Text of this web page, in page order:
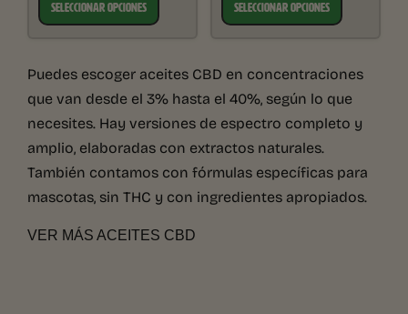
SELECCIONAR OPCIONES SELECCIONAR OPCIONES
Puedes escoger aceites CBD en concentraciones
que van desde el 3% hasta el 40%, según lo que
necesites. Hay versiones de espectro completo y
amplio, elaboradas con extractos naturales.
También contamos con fórmulas específicas para
mascotas, sin THC y con ingredientes apropiados.
VER MÁS ACEITES CBD